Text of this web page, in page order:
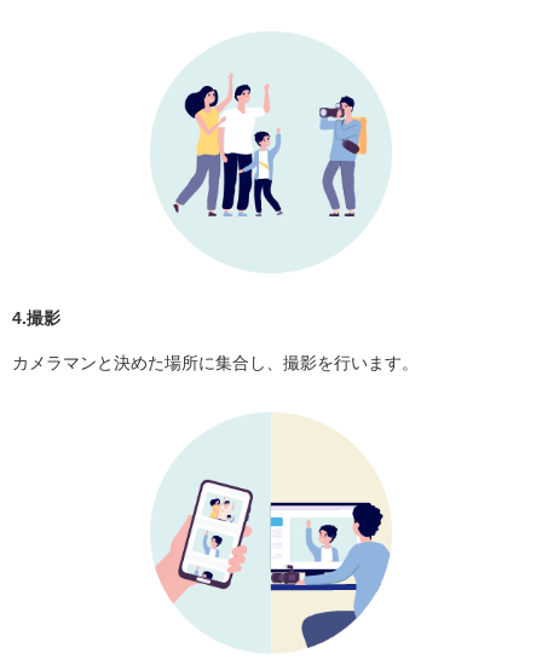
4.撮影
カメラマンと決めた場所に集合し、撮影を行います。